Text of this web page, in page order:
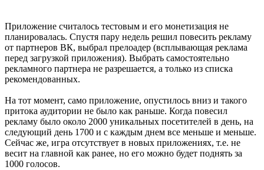
Приложение считалось тестовым и его монетизация не
планировалась. Спустя пару недель решил повесить рекламу
от партнеров ВК, выбрал прелоадер (всплывающая реклама
перед загрузкой приложения). Выбрать самостоятельно
рекламного партнера не разрешается, а только из списка
рекомендованных.
На тот момент, само приложение, опустилось вниз и такого
притока аудитории не было как раньше. Когда повесил
рекламу было около 2000 уникальных посетителей в день, на
следующий день 1700 и с каждым днем все меньше и меньше.
Сейчас же, игра отсутствует в новых приложениях, т.е. не
весит на главной как ранее, но его можно будет поднять за
1000 голосов.